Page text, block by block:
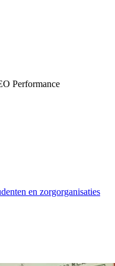
Performance
en zorgorganisaties